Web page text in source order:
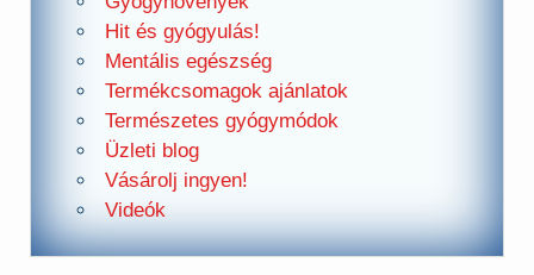
Hit és gyógyulás!
Mentális egészség
Termékcsomagok ajánlatok
Természetes gyógymódok
Üzleti blog
Vásárolj ingyen!
Videók